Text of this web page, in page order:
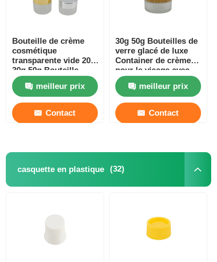
Pulvérisateur fin de brume
pulvérisateur nasal
pulvérisateur de déclencheur
Bouteille de crème
cosmétique
transparente vide 20g
30g 50g Bouteille
glacée en verre
meilleur prix
Contact
30g 50g Bouteilles de
verre glacé de luxe
Container de crème
pour le visage avec
couvercle en bambou
meilleur prix
Contact
casquette en plastique (32)